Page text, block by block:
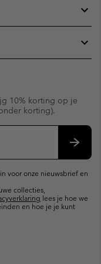
10% korting op je
korting).
voor onze nieuwsbrief en
collecties,
lees je hoe we
en hoe je je kunt